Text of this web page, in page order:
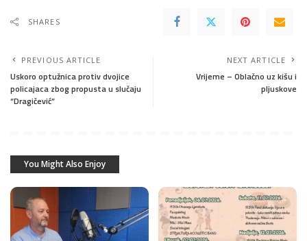
SHARES
PREVIOUS ARTICLE
Uskoro optužnica protiv dvojice
policajaca zbog propusta u slučaju
“Dragičević”
NEXT ARTICLE
Vrijeme – Oblačno uz kišu i
pljuskove
You Might Also Enjoy